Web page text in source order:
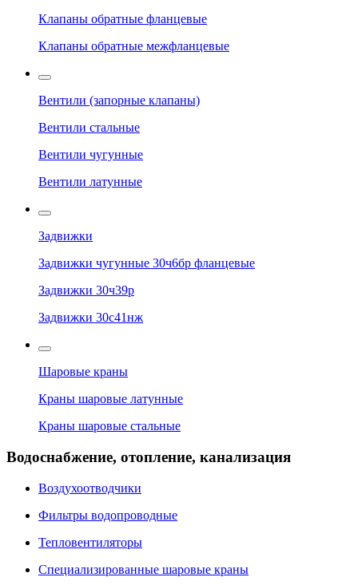
Клапаны обратные фланцевые
Клапаны обратные межфланцевые
Вентили (запорные клапаны)
Вентили стальные
Вентили чугунные
Вентили латунные
Задвижки
Задвижки чугунные 30ч6бр фланцевые
Задвижки 30ч39р
Задвижки 30с41нж
Шаровые краны
Краны шаровые латунные
Краны шаровые стальные
Водоснабжение, отопление, канализация
Воздухоотводчики
Фильтры водопроводные
Тепловентиляторы
Специализированные шаровые краны